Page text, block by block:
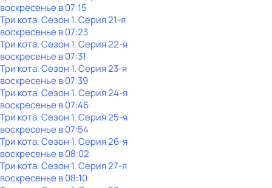
воскресенье в07:15
Три кота. Сезон 1. Серия 21-я
воскресенье в07:23
Три кота. Сезон 1. Серия 22-я
воскресенье в07:31
Три кота. Сезон 1. Серия 23-я
воскресенье в07:39
Три кота. Сезон 1. Серия 24-я
воскресенье в07:46
Три кота. Сезон 1. Серия 25-я
воскресенье в07:54
Три кота. Сезон 1. Серия 26-я
воскресенье в08:02
Три кота. Сезон 1. Серия 27-я
воскресенье в08:10